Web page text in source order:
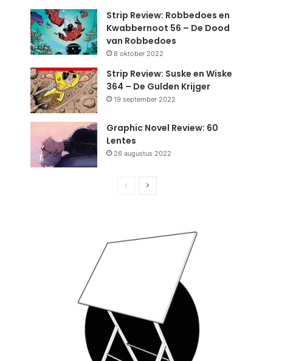
Strip Review: Robbedoes en
Kwabbernoot 56 – De Dood
van Robbedoes
8 oktober 2022
Strip Review: Suske en Wiske
364 – De Gulden Krijger
19 september 2022
Graphic Novel Review: 60
Lentes
26 augustus 2022
PreviousNext